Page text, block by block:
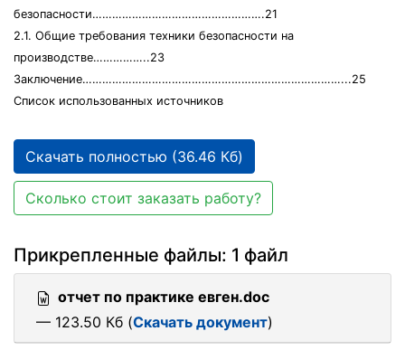
безопасности…………………………………………….21
2.1. Общие требования техники безопасности на
производстве……………..23
Заключение……………………………………………………………………...25
Список использованных источников
Скачать полностью (36.46 Кб)
Сколько стоит заказать работу?
Прикрепленные файлы: 1 файл
отчет по практике евген.doc
— 123.50 Кб (Скачать документ)